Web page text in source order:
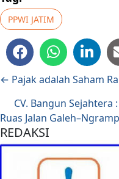
PPWI JATIM
Posts navigation
← Pajak adalah Saham
CV. Bangun
Ruas Jalan
REDAKSI